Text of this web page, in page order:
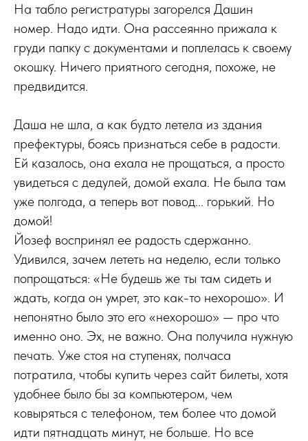
На табло регистратуры загорелся Дашин
номер. Надо идти. Она рассеянно прижала к
груди папку с документами и поплелась к своему
окошку. Ничего приятного сегодня, похоже, не
предвидится.
Даша не шла, а как будто летела из здания
префектуры, боясь признаться себе в радости.
Ей казалось, она ехала не прощаться, а просто
увидеться с дедулей, домой ехала. Не была там
уже полгода, а теперь вот повод... горький. Но
домой!
Йозеф воспринял ее радость сдержанно.
Удивился, зачем лететь на неделю, если только
попрощаться: «Не будешь же ты там сидеть и
ждать, когда он умрет, это как-то нехорошо». И
непонятно было это его «нехорошо» — про что
именно оно. Эх, не важно. Она получила нужную
печать. Уже стоя на ступенях, полчаса
потратила, чтобы купить через сайт билеты, хотя
удобнее было бы за компьютером, чем
ковыряться с телефоном, тем более что домой
идти пятнадцать минут, не больше. Но все